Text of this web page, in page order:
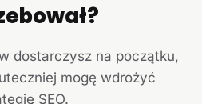
dostarczysz na początku,
mogę wdrożyć
SEO.